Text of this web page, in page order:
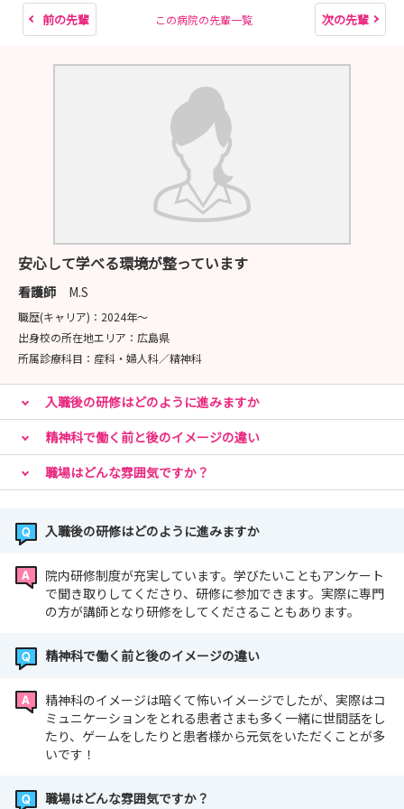
前の先輩 この病院の先輩一覧 次の先輩
安心して学べる環境が整っています
看護師 M.S
職歴(キャリア)： 2024年〜
出身校の所在地エリア： 広島県
所属診療科目： 産科・婦人科／精神科
入職後の研修はどのように進みますか
精神科で働く前と後のイメージの違い
職場はどんな雰囲気ですか？
入職後の研修はどのように進みますか
院内研修制度が充実しています。学びたいこともアンケート
で聞き取りしてくださり、研修に参加できます。実際に専門
の方が講師となり研修をしてくださることもあります。
精神科で働く前と後のイメージの違い
精神科のイメージは暗くて怖いイメージでしたが、実際はコ
ミュニケーションをとれる患者さまも多く一緒に世間話をし
たり、ゲームをしたりと患者様から元気をいただくことが多
いです！
職場はどんな雰囲気ですか？